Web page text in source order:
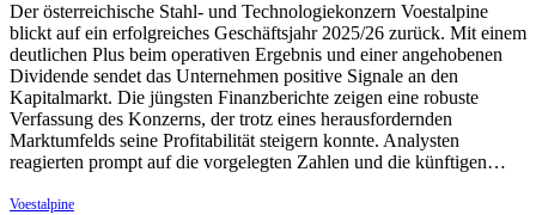
Der österreichische Stahl- und Technologiekonzern Voestalpine
blickt auf ein erfolgreiches Geschäftsjahr 2025/26 zurück. Mit einem
deutlichen Plus beim operativen Ergebnis und einer angehobenen
Dividende sendet das Unternehmen positive Signale an den
Kapitalmarkt. Die jüngsten Finanzberichte zeigen eine robuste
Verfassung des Konzerns, der trotz eines herausfordernden
Marktumfelds seine Profitabilität steigern konnte. Analysten
reagierten prompt auf die vorgelegten Zahlen und die künftigen…
Voestalpine